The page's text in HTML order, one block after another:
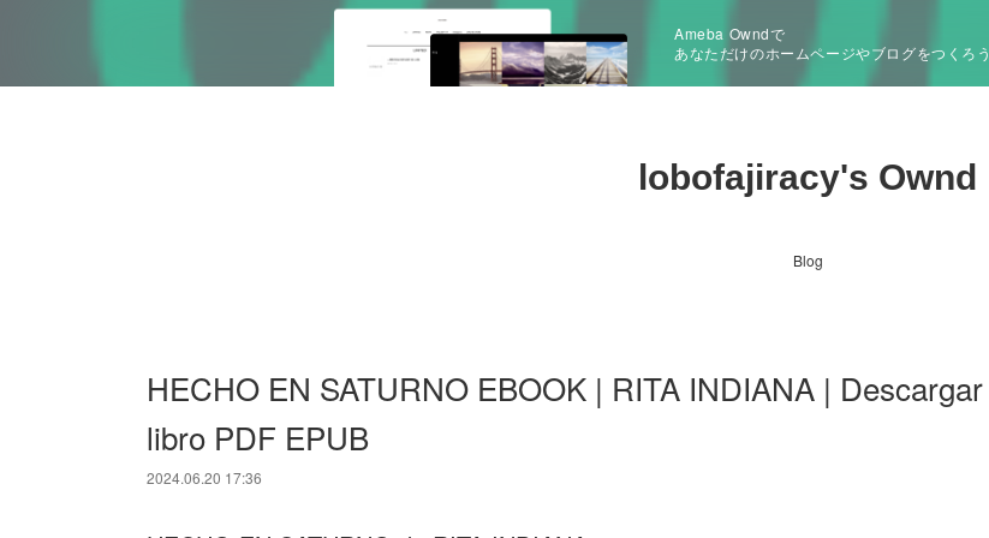
Ameba Owndで
あなただけのホームページやブログをつくろう
lobofajiracy's Ownd
Blog
HECHO EN SATURNO EBOOK | RITA INDIANA | Descargar
libro PDF EPUB
2024.06.20 17:36